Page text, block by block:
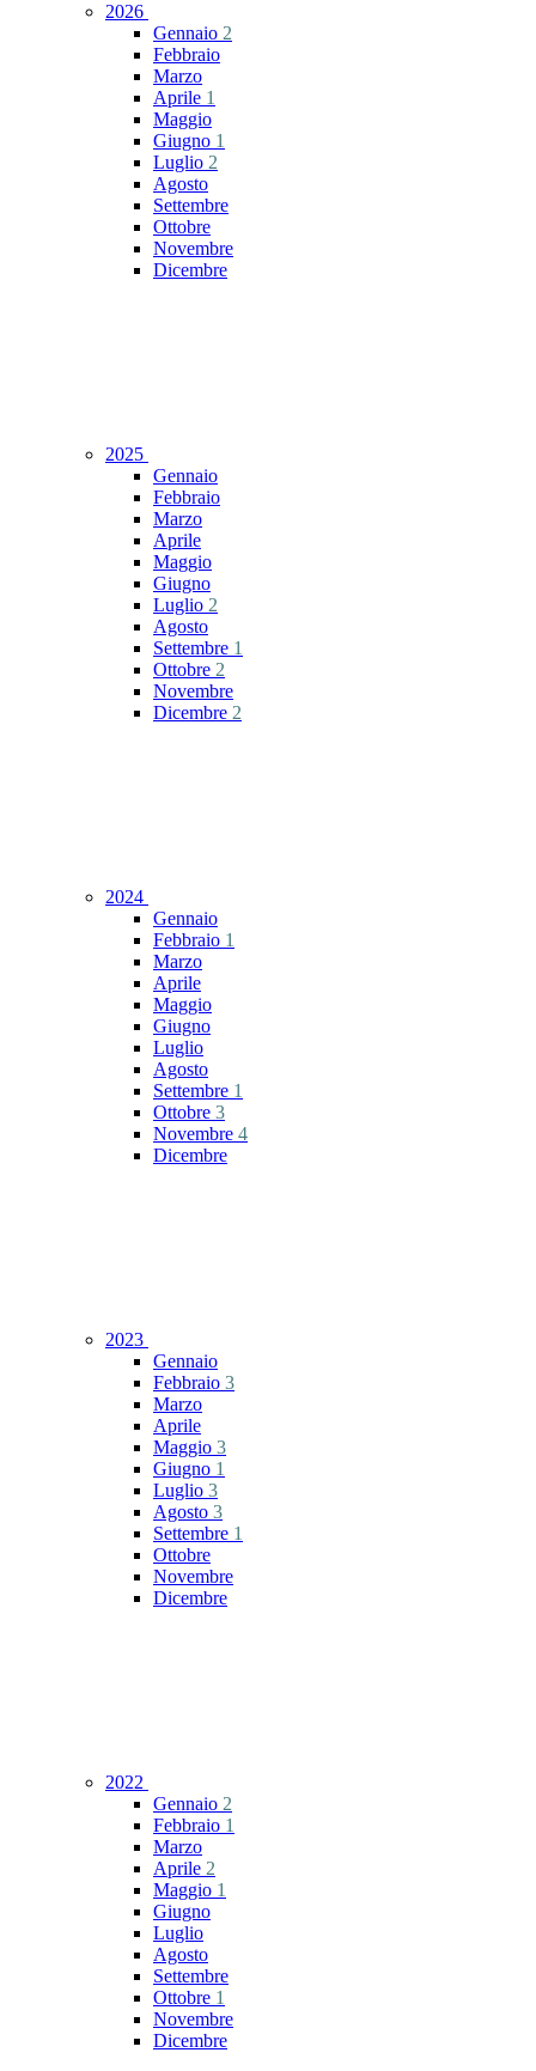
2026
Gennaio 2
Febbraio
Marzo
Aprile 1
Maggio
Giugno 1
Luglio 2
Agosto
Settembre
Ottobre
Novembre
Dicembre
2025
Gennaio
Febbraio
Marzo
Aprile
Maggio
Giugno
Luglio 2
Agosto
Settembre 1
Ottobre 2
Novembre
Dicembre 2
2024
Gennaio
Febbraio 1
Marzo
Aprile
Maggio
Giugno
Luglio
Agosto
Settembre 1
Ottobre 3
Novembre 4
Dicembre
2023
Gennaio
Febbraio 3
Marzo
Aprile
Maggio 3
Giugno 1
Luglio 3
Agosto 3
Settembre 1
Ottobre
Novembre
Dicembre
2022
Gennaio 2
Febbraio 1
Marzo
Aprile 2
Maggio 1
Giugno
Luglio
Agosto
Settembre
Ottobre 1
Novembre
Dicembre